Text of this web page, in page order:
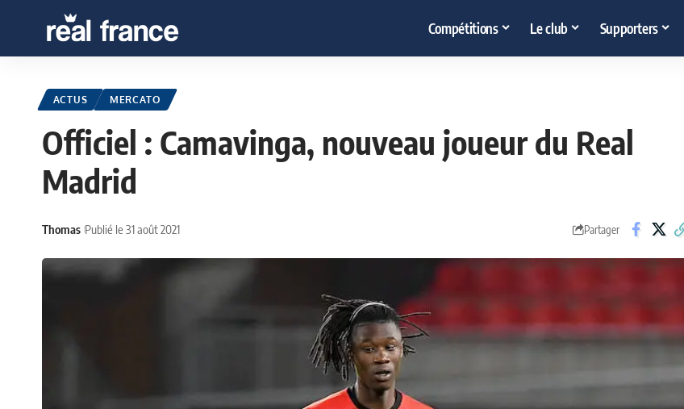
Compétitions Le club Supporters
ACTUS MERCATO
Officiel : Camavinga, nouveau joueur du Real
Madrid
Thomas Publié le 31 août 2021 Partager